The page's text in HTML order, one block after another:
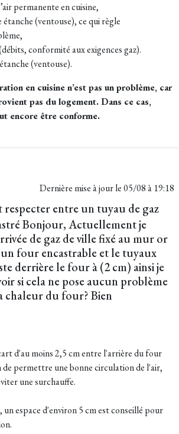
permanente en cuisine,
étanche (ventouse), ce qui règle
conformité aux exigences gaz).
(ventouse).
en cuisine n’est pas un problème, car
pas du logement.Dans ce cas,
encore être conforme.
Dernière mise à jour le05/08 à 19:18
respecter entre un tuyau de gaz
Bonjour, Actuellement je
de gaz de ville fixé au mur or
four encastrable et le tuyaux
derrière le four à (2 cm) ainsi je
si cela ne pose aucun problème
chaleur du four? Bien
d'au moins 2,5 cm entre l'arrière du four
permettre une bonne circulation de l'air,
une surchauffe.
espace d'environ 5 cm est conseillé pour